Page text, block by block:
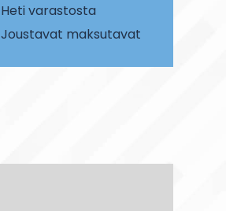
Heti varastosta
Joustavat maksutavat